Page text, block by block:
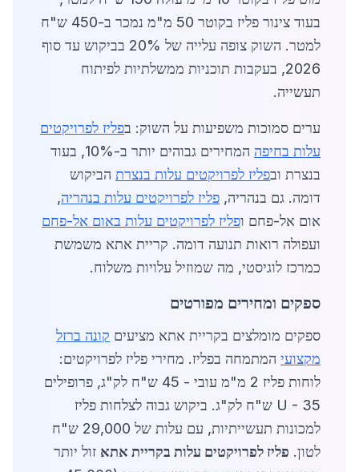
בעוד צינור פליז בקוטר 50 מ"מ נמכר ב-450 ש"ח
למטר. השוק צופה עלייה של 20% בביקוש עד סוף
2026, בעקבות תוכניות ממשלתיות לפיתוח
תעשייה.
ערים סמוכות משפיעות על השוק: בפליז לפרויקטים
עלות בחיפה
המחירים גבוהים יותר ב-10%, בעוד
בנצרת ובפליז לפרויקטים עלות בנצרת הביקוש
דומה. גם בנהריה, פליז לפרויקטים עלות בנהריה,
אום אל-פחם ופליז לפרויקטים עלות באום אל-פחם
ועפולה רואות תנועה דומה. קריית אתא משמשת
כמרכז לוגיסטי, מה שמוזיל עלויות משלוח.
ספקים ומחירים מפורטים
ספקים מומלצים בקריית אתא מציעים קונה ברזל
מקצועי המתמחה בפליז. מחירי פליז לפרויקטים:
לוחות פליז 2 מ"מ עובי - 45 ש"ח לק"ג, פרופילים
U - 35 ש"ח לק"ג. ביקוש גבוה לצלחות פליז
למכונות תעשייתיות, עם עלות של 29,000 ש"ח
לטון. פליז לפרויקטים עלות בקריית אתא זול יותר